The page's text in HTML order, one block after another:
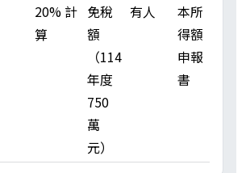
20% 計
算
免稅
額
（114
年度
750
萬
元）
有人
本所
得額
申報
書